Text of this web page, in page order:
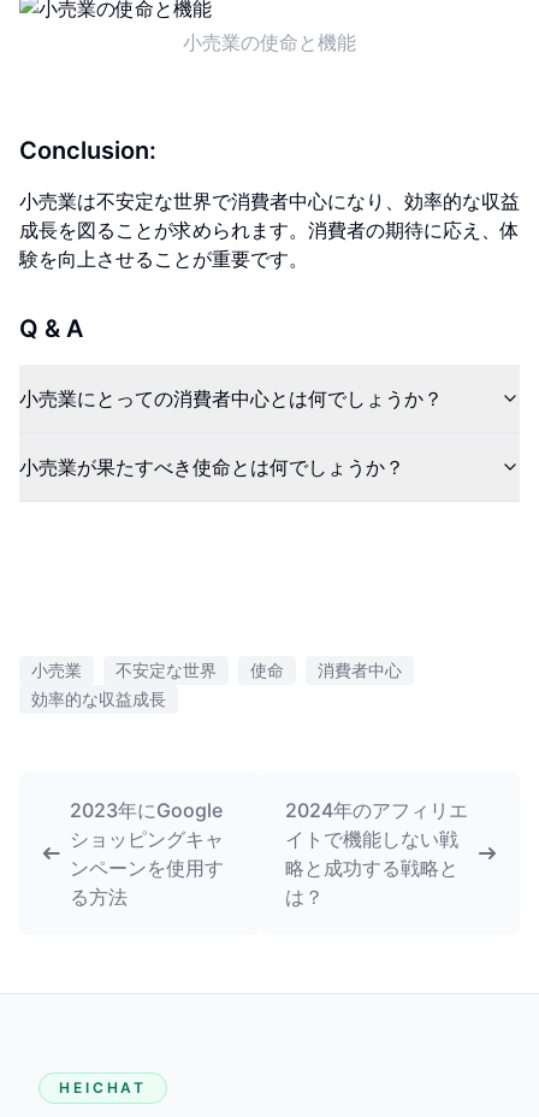
小売業の使命と機能
Conclusion:
小売業は不安定な世界で消費者中心になり、効率的な収益
成長を図ることが求められます。消費者の期待に応え、体
験を向上させることが重要です。
Q & A
小売業にとっての消費者中心とは何でしょうか？
小売業が果たすべき使命とは何でしょうか？
小売業 不安定な世界 使命
消費者中心
効率的な収益成長
2023年にGoogle
ショッピングキャ
ンペーンを使用す
る方法
2024年のアフィリエ
イトで機能しない戦
略と成功する戦略と
は？
HEICHAT